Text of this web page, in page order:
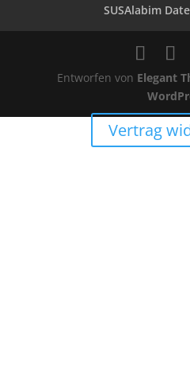
SUSAlabim
Entworfen von Elegant
Vertrag